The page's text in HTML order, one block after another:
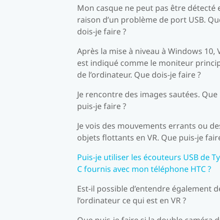
Mon casque ne peut pas être détecté
raison d’un problème de port USB.
dois-je faire ?
Après la mise à niveau à Windows 10,
est indiqué comme le moniteur
de l’ordinateur. Que dois-je faire ?
Je rencontre des images sautées. Que
puis-je faire ?
Je vois des mouvements errants ou
objets flottants en VR. Que puis-je
Puis-je utiliser les écouteurs USB de
C fournis avec mon téléphone HTC ?
Est-il possible d’entendre également
l’ordinateur ce qui est en VR ?